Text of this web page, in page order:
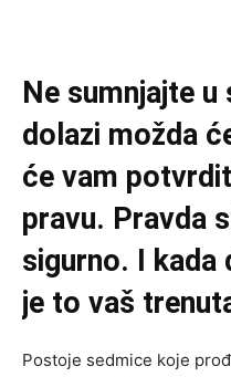
Ne sumnjajte u
dolazi možda
će vam
pravu. Pravda
sigurno. I
je to vaš
Postoje sedmice koje